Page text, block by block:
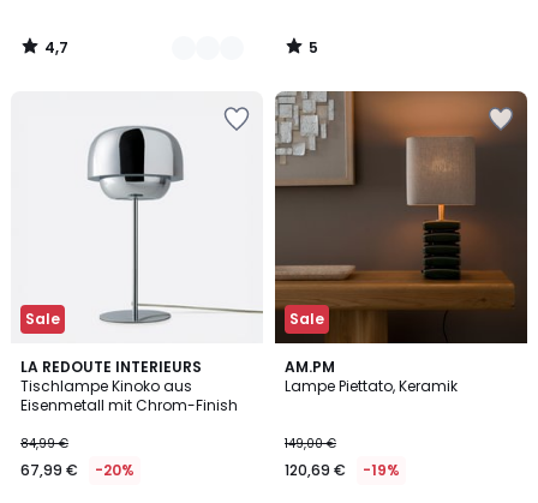
4,7
/
5
/
Sale
LA REDOUTE INTERIEURS
Tischlampe Kinoko aus
Eisenmetall mit Chrom-Finish
84,99 €
67,99 € -20%
Sale
AM.PM
Lampe Piettato, Keramik
149,00 €
120,69 € -19%
4,6
/ 5